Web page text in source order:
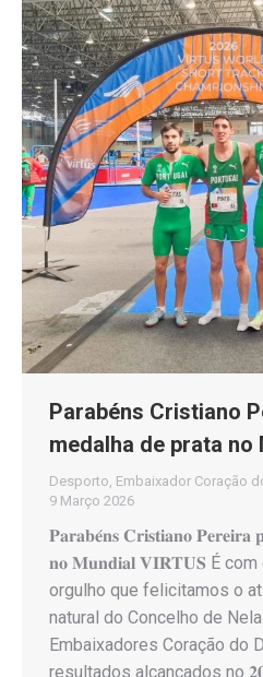
Parabéns Cristiano
medalha de prata no
Desporto, Embaixador Coração
9 Março 2026
𝐏𝐚𝐫𝐚𝐛𝐞́𝐧𝐬 𝐂𝐫𝐢𝐬𝐭𝐢𝐚𝐧𝐨 𝐏𝐞𝐫𝐞𝐢𝐫𝐚
𝐧𝐨 𝐌𝐮𝐧𝐝𝐢𝐚𝐥 𝐕𝐈𝐑𝐓𝐔𝐒 É
orgulho que felicitamos o
natural do Concelho de
Embaixadores Coração do
resultados alcançados no